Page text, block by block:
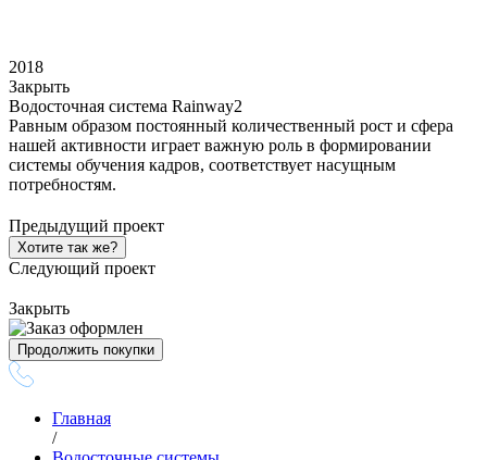
2018
Закрыть
Водосточная система Rainway2
Равным образом постоянный количественный рост и сфера
нашей активности играет важную роль в формировании
системы обучения кадров, соответствует насущным
потребностям.
Предыдущий проект
Хотите так же?
Следующий проект
Закрыть
Продолжить покупки
Главная
/